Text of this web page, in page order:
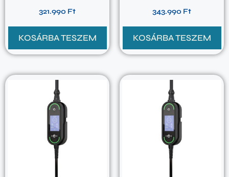
321.990 Ft
KOSÁRBA TESZEM
343.990 Ft
KOSÁRBA TESZEM